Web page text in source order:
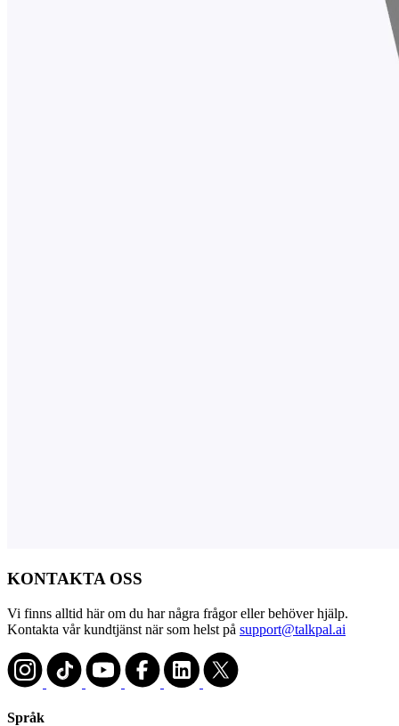
KONTAKTA OSS
Vi finns alltid här om du har några frågor eller behöver hjälp.
Kontakta vår kundtjänst när som helst på support@talkpal.ai
Språk